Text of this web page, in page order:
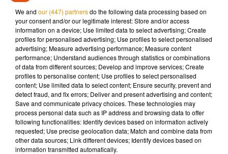
Momo n’a rien de l’amie qui vous veut du bien. Elle, elle va
plutôtvous menacer, vous harceler en vous appelant au
milieu de la nuit et même vous envoyer des photos à
caractère violent et gore. Le grand jeu des adolescents est
doncde se challenger à enregistrer le numéro de Momo
We and our (447) partnersdo the following data processing based on
your consent and/or our legitimate interest: Store and/or access
information on a device; Use limited data to select advertising; Create
profiles for personalised advertising; Use profiles to select personalised
advertising; Measure advertising performance; Measure content
performance; Understand audiences through statistics or combinations
of data from different sources; Develop and improve services; Create
profiles to personalise content; Use profiles to select personalised
content; Use limited data to select content; Ensure security, prevent and
detect fraud, and fix errors; Deliver and present advertising and content;
Save and communicate privacy choices. These technologies may
process personal data such as IP address and browsing data to offer
following functionalities: Identify devices based on information actively
requested; Use precise geolocation data; Match and combine data from
other data sources; Link different devices; Identify devices based on
information transmitted automatically.